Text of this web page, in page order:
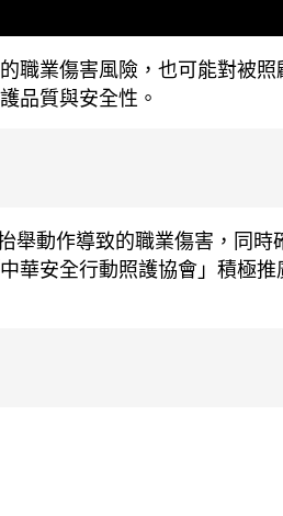
業傷害風險，也可能對被
品質與安全性。​
舉動作導致的職業傷害，同
安全行動照護協會」積極